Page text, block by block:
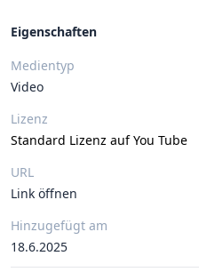
Eigenschaften
Medientyp
Video
Lizenz
Standard Lizenz auf You Tube
URL
Link öffnen
Hinzugefügt am
18.6.2025